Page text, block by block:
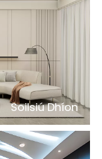
Soilsiú Dhíon